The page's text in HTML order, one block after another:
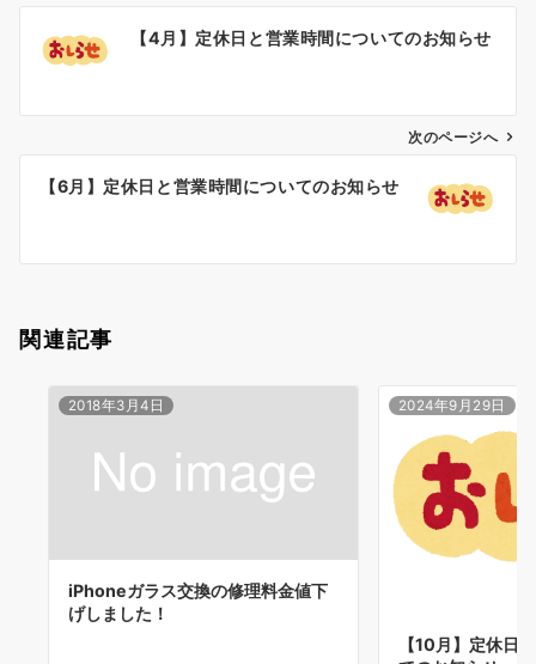
ビ
ン
【4月】定休日と営業時間についてのお知らせ
次のページへ
【6月】定休日と営業時間についてのお知らせ
関連記事
2018年3月4日
iPhoneガラス交換の修理料金値下
げしました！
2024年9月29日
【10月】定休日